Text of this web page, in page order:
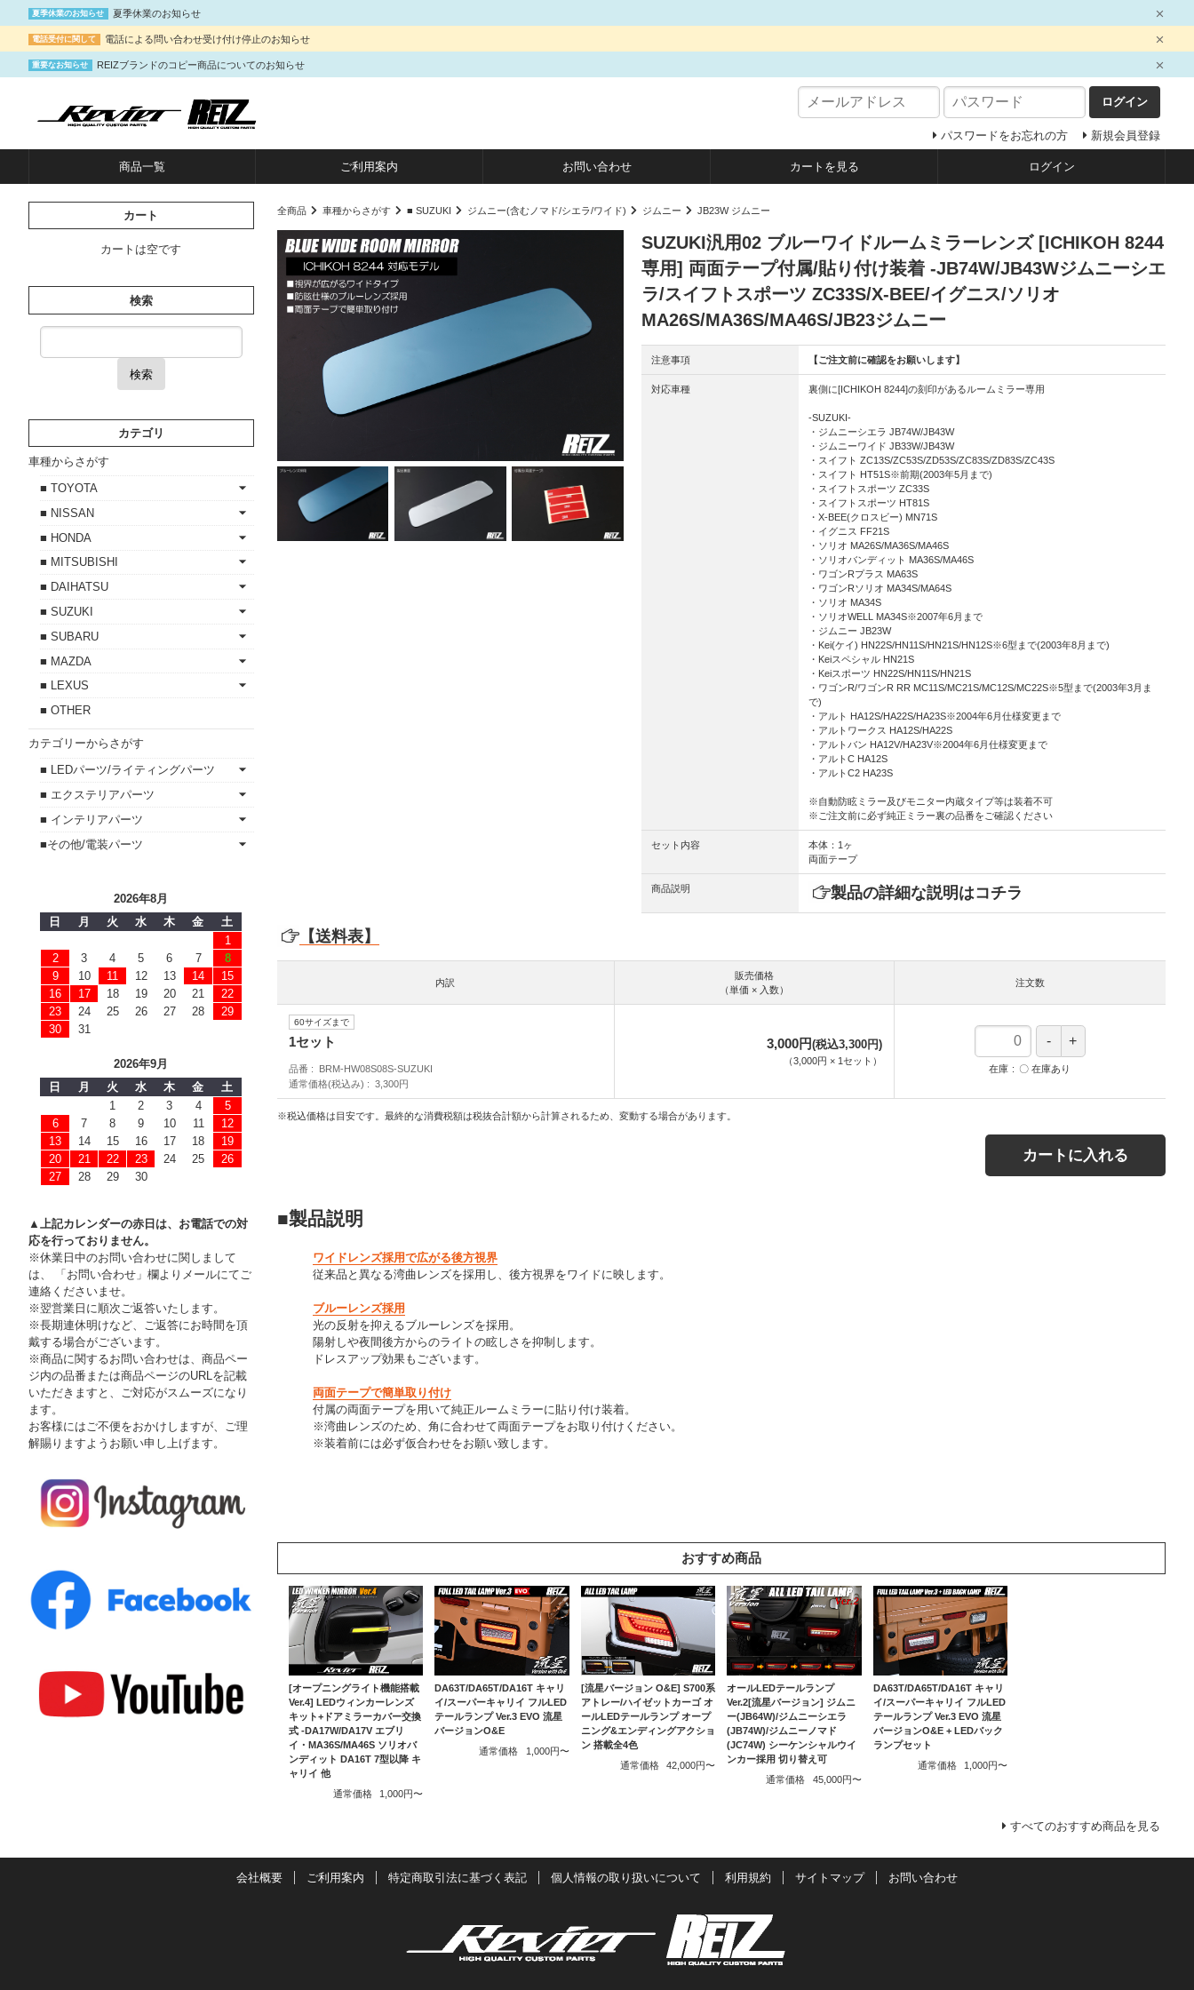
夏季休業のお知らせ 夏季休業のお知らせ
電話受付に関して 電話による問い合わせ受け付け停止のお知らせ
重要なお知らせ REIZブランドのコピー商品についてのお知らせ
ログイン
パスワードをお忘れの方 新規会員登録
商品一覧 ご利用案内 お問い合わせ カートを見る ログイン
全商品 車種からさがす ■ SUZUKI ジムニー(含むノマド/シエラ/ワイド) ジムニー JB23W ジムニー
SUZUKI汎用02 ブルーワイドルームミラーレンズ [ICHIKOH 8244
専用] 両面テープ付属/貼り付け装着 -JB74W/JB43Wジムニーシエ
ラ/スイフトスポーツ ZC33S/X-BEE/イグニス/ソリオ
MA26S/MA36S/MA46S/JB23ジムニー
注意事項 【ご注文前に確認をお願いします】
対応車種 裏側に[ICHIKOH 8244]の刻印があるルームミラー専用
-SUZUKI-
・ジムニーシエラ JB74W/JB43W
・ジムニーワイド JB33W/JB43W
・スイフト ZC13S/ZC53S/ZD53S/ZC83S/ZD83S/ZC43S
・スイフト HT51S※前期(2003年5月まで)
・スイフトスポーツ ZC33S
・スイフトスポーツ HT81S
・X-BEE(クロスビー) MN71S
・イグニス FF21S
・ソリオ MA26S/MA36S/MA46S
・ソリオバンディット MA36S/MA46S
・ワゴンRプラス MA63S
・ワゴンRソリオ MA34S/MA64S
・ソリオ MA34S
・ソリオWELL MA34S※2007年6月まで
・ジムニー JB23W
・Kei(ケイ) HN22S/HN11S/HN21S/HN12S※6型まで(2003年8月まで)
・Keiスペシャル HN21S
・Keiスポーツ HN22S/HN11S/HN21S
・ワゴンR/ワゴンR RR MC11S/MC21S/MC12S/MC22S※5型まで(2003年3月ま
で)
・アルト HA12S/HA22S/HA23S※2004年6月仕様変更まで
・アルトワークス HA12S/HA22S
・アルトバン HA12V/HA23V※2004年6月仕様変更まで
・アルトC HA12S
・アルトC2 HA23S
※自動防眩ミラー及びモニター内蔵タイプ等は装着不可
※ご注文前に必ず純正ミラー裏の品番をご確認ください
セット内容
本体：1ヶ
両面テープ
商品説明 製品の詳細な説明はコチラ
【送料表】
内訳
販売価格
（単価 × 入数）
注文数
60サイズまで
1セット
品番
BRM-HW08S08S-SUZUKI
通常価格(税込み)
3,300円
3,000円(税込3,300円)
（3,000円 × 1セット ）
在庫 〇 在庫あり
※税込価格は目安です。最終的な消費税額は税抜合計額から計算されるため、変動する場合があります。
カートに入れる
■製品説明
ワイドレンズ採用で広がる後方視界
従来品と異なる湾曲レンズを採用し、後方視界をワイドに映します。
ブルーレンズ採用
光の反射を抑えるブルーレンズを採用。
陽射しや夜間後方からのライトの眩しさを抑制します。
ドレスアップ効果もございます。
両面テープで簡単取り付け
付属の両面テープを用いて純正ルームミラーに貼り付け装着。
※湾曲レンズのため、角に合わせて両面テープをお取り付けください。
※装着前には必ず仮合わせをお願い致します。
おすすめ商品
[オープニングライト機能搭載
Ver.4] LEDウィンカーレンズ
キット+ドアミラーカバー交換
式 -DA17W/DA17V エブリ
イ・MA36S/MA46S ソリオバ
ンディット DA16T 7型以降 キ
ャリイ 他
通常価格
1,000円〜
DA63T/DA65T/DA16T キャリ
イ/スーパーキャリイ フルLED
テールランプ Ver.3 EVO 流星
バージョンO&E
通常価格
1,000円〜
[流星バージョン O&E] S700系
アトレー/ハイゼットカーゴ オ
ールLEDテールランプ オープ
ニング&エンディングアクショ
ン 搭載全4色
通常価格
42,000円〜
オールLEDテールランプ
Ver.2[流星バージョン] ジムニ
ー(JB64W)/ジムニーシエラ
(JB74W)/ジムニーノマド
(JC74W) シーケンシャルウイ
ンカー採用 切り替え可
通常価格
45,000円〜
DA63T/DA65T/DA16T キャリ
イ/スーパーキャリイ フルLED
テールランプ Ver.3 EVO 流星
バージョンO&E + LEDバック
ランプセット
通常価格
1,000円〜
すべてのおすすめ商品を見る
カート
カートは空です
検索
検索
カテゴリ
車種からさがす
■ TOYOTA
■ NISSAN
■ HONDA
■ MITSUBISHI
■ DAIHATSU
■ SUZUKI
■ SUBARU
■ MAZDA
■ LEXUS
■ OTHER
カテゴリーからさがす
■ LEDパーツ/ライティングパーツ
■ エクステリアパーツ
■ インテリアパーツ
■その他/電装パーツ
2026年8月
日
月 火 水 木 金
土
1
2
3 4 5 6 7
8
9
10 11 12 13 14
15
16
17 18 19 20 21
22
23
24 25 26 27 28
29
30
31
2026年9月
日
月 火 水 木 金
土
1
2 3 4
5
6
7 8 9 10 11
12
13
14 15 16 17 18
19
20
21 22 23 24 25
26
27
28 29 30
▲上記カレンダーの赤日は、お電話での対
応を行っておりません。
※休業日中のお問い合わせに関しまして
は、 「お問い合わせ」欄よりメールにてご
連絡くださいませ。
※翌営業日に順次ご返答いたします。
※長期連休明けなど、ご返答にお時間を頂
戴する場合がございます。
※商品に関するお問い合わせは、商品ペー
ジ内の品番または商品ページのURLを記載
いただきますと、ご対応がスムーズになり
ます。
お客様にはご不便をおかけしますが、ご理
解賜りますようお願い申し上げます。
会社概要 ご利用案内 特定商取引法に基づく表記 個人情報の取り扱いについて 利用規約 サイトマップ お問い合わせ